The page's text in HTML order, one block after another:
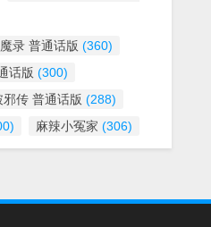
录 普通话版 (360)
话版 (300)
传 普通话版 (288)
麻辣小冤家 (306)